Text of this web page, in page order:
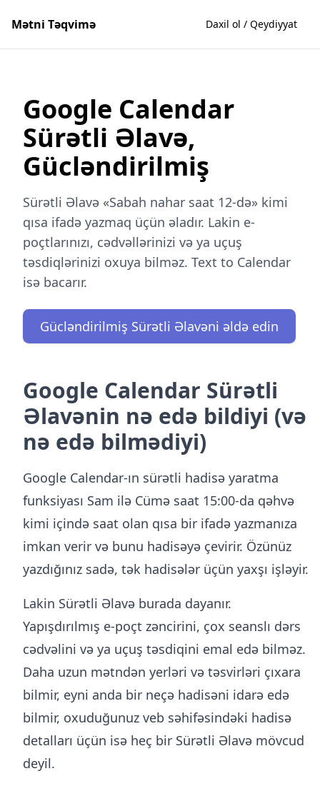
Mətni Təqvimə Daxil ol / Qeydiyyat
Google Calendar
Sürətli Əlavə,
Gücləndirilmiş
Sürətli Əlavə «Sabah nahar saat 12-də» kimi
qısa ifadə yazmaq üçün əladır. Lakin e-
poçtlarınızı, cədvəllərinizi və ya uçuş
təsdiqlərinizi oxuya bilməz. Text to Calendar
isə bacarır.
Gücləndirilmiş Sürətli Əlavəni əldə edin
Google Calendar Sürətli
Əlavənin nə edə bildiyi (və
nə edə bilmədiyi)
Google Calendar-ın sürətli hadisə yaratma
funksiyası Sam ilə Cümə saat 15:00-da qəhvə
kimi içində saat olan qısa bir ifadə yazmanıza
imkan verir və bunu hadisəyə çevirir. Özünüz
yazdığınız sadə, tək hadisələr üçün yaxşı işləyir.
Lakin Sürətli Əlavə burada dayanır.
Yapışdırılmış e-poçt zəncirini, çox seanslı dərs
cədvəlini və ya uçuş təsdiqini emal edə bilməz.
Daha uzun mətndən yerləri və təsvirləri çıxara
bilmir, eyni anda bir neçə hadisəni idarə edə
bilmir, oxuduğunuz veb səhifəsindəki hadisə
detalları üçün isə heç bir Sürətli Əlavə mövcud
deyil.